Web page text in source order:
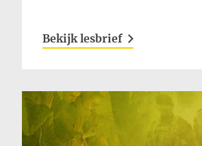
Bekijk lesbrief